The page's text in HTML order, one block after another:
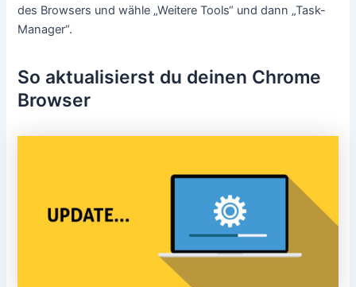
des Browsers und wähle „Weitere Tools“ und dann „Task-
Manager“.
So aktualisierst du deinen Chrome
Browser